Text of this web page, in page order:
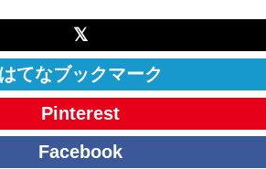
𝕏
はてなブックマーク
Pinterest
Facebook